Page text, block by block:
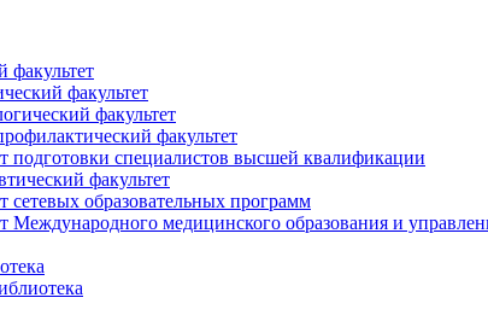
факультет
факультет
факультет
факультет
подготовки специалистов высшей квалификации
факультет
сетевых образовательных программ
Международного медицинского образования и